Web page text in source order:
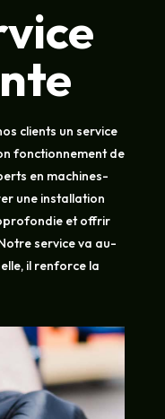
clients un service
fonctionnement de
en machines-
une installation
et offrir
service va au-
il renforce la